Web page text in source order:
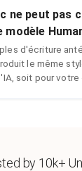
ne peut pas
d'écriture
le même
soit pour votre
by 10k+